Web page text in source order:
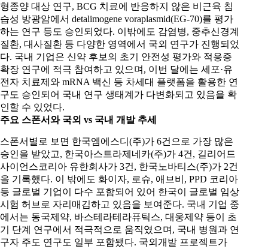
형종양 대상 연구, BCG 치료에 반응하지 않은 비근육 침
습성 방광암에서 detalimogene voraplasmid(EG‑70)를 평가
하는 연구 등도 승인되었다. 이밖에도 감염병, 중추신경계
질환, 대사질환 등 다양한 영역에서 국외 연구가 진행되었
다. 국내 기업은 신약 후보의 초기 안전성 평가와 적응증
확장 연구에 적극 참여하고 있으며, 이번 달에는 세포·유
전자 치료제와 mRNA 백신 등 차세대 플랫폼을 활용한 연
구도 승인되어 국내 연구 생태계가 다변화되고 있음을 확
인할 수 있었다.
주요 스폰서와 국외 vs 국내 개발 추세
스폰서별로 보면 한국엠에스디(주)가 6건으로 가장 많은
승인을 받았고, 한국아스트라제네카(주)가 4건, 길리어드
사이언스코리아 유한회사가 3건, 한국노바티스(주)가 2건
을 기록했다. 이 밖에도 화이자, 로슈, 애브비, PPD 코리아
등 글로벌 기업이 다수 포함되어 있어 한국이 글로벌 임상
시험 허브로 자리매김하고 있음을 보여준다. 국내 기업 중
에서는 동국제약, 바스테라테라퓨틱스, 대웅제약 등이 초
기 단계 연구에서 적극적으로 움직였으며, 국내 병원과 연
구자 주도 연구도 일부 포함됐다. 국외개발 프로젝트가